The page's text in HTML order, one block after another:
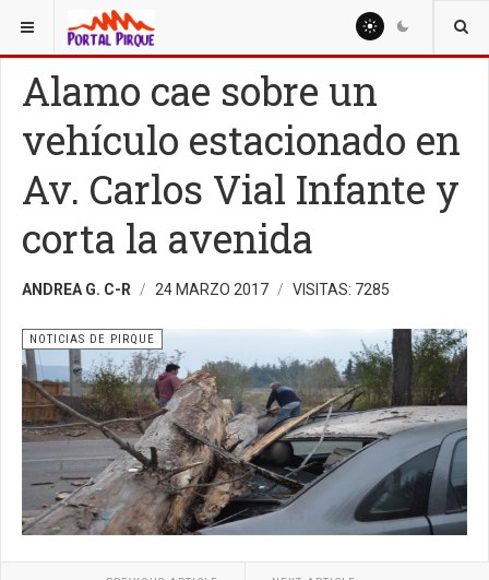
ESTÁ AQUÍ: NOTICIAS
Alamo cae sobre un
vehículo estacionado en
Av. Carlos Vial Infante y
corta la avenida
ANDREA G. C-R 24 MARZO 2017 VISITAS: 7285
NOTICIAS DE PIRQUE